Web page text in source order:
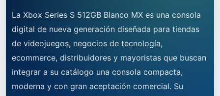
La Xbox Series S 512GB Blanco MX es una consola
digital de nueva generación diseñada para tiendas
de videojuegos, negocios de tecnología,
ecommerce, distribuidores y mayoristas que buscan
integrar a su catálogo una consola compacta,
moderna y con gran aceptación comercial. Su